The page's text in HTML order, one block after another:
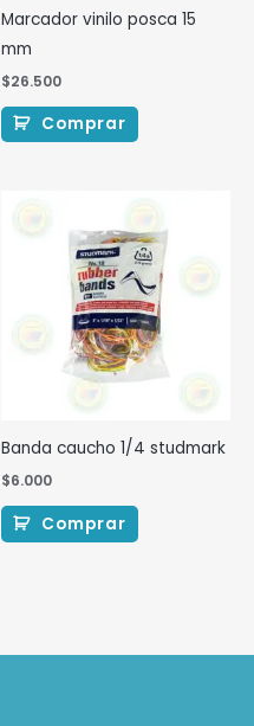
Marcador vinilo posca 15
mm
$26.500
Comprar
Banda caucho 1/4 studmark
$6.000
Comprar